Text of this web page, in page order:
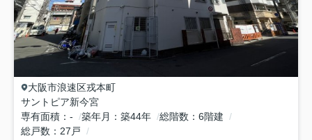
大阪市浪速区戎本町
サントピア新今宮
専有面積
- 築年月 築44年 総階数
6階建
総戸数
27戸